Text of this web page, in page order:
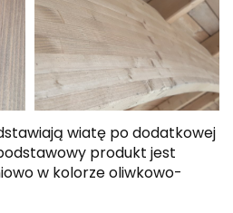
wiatę po dodatkowej
produkt jest
w kolorze oliwkowo-